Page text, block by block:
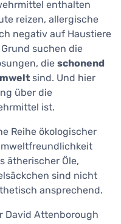
enthalten
reizen, allergische
negativ auf Haustiere
suchen die
die schonend
sind. Und hier
über die
ist.
Reihe ökologischer
ätherischer Öle,
sind nicht
ansprechend.
David Attenborough